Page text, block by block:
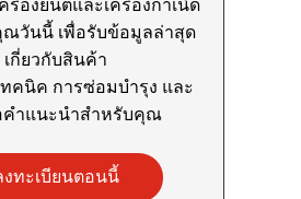
รื่องยนต์และเครื่องกำเนิด
ณวันนี้ เพื่อรับข้อมูลล่าสุด
เกี่ยวกับสินค้า
คนิค การซ่อมบำรุง และ
คำแนะนำสำหรับคุณ
งทะเบียนตอนนี้